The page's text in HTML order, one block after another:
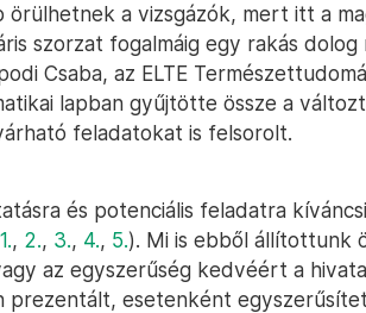
örülhetnek a vizsgázók, mert itt a
szorzat fogalmáig egy rakás dolog
Csaba, az ELTE
lapban gyűjtötte össze a
feladatokat is felsorolt.
és potenciális feladatra
1., 2., 3., 4., 5.). Mi is ebből állítottunk
az egyszerűség kedvéért a
prezentált, esetenként